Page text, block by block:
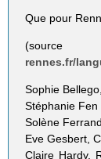
Que pour
rennes.fr/
Sophie
Stéphanie
Solène
Eve Gesbert,
Claire Hardy,